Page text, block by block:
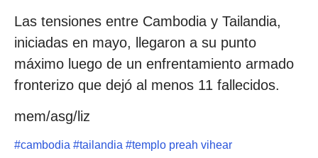
Las tensiones entre Cambodia y Tailandia,
iniciadas en mayo, llegaron a su punto
máximo luego de un enfrentamiento armado
fronterizo que dejó al menos 11 fallecidos.
mem/asg/liz
#cambodia #tailandia #templo preah vihear